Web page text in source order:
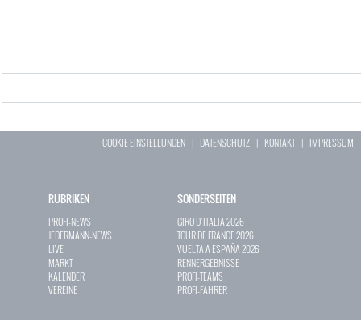
COOKIE EINSTELLUNGEN | DATENSCHUTZ | KONTAKT| IMPRESSUM
RUBRIKEN
PROFI-NEWS
JEDERMANN-NEWS
LIVE
MARKT
KALENDER
VEREINE
SONDERSEITEN
GIRO D`ITALIA 2026
TOUR DE FRANCE 2026
VUELTA A ESPAÑA 2026
RENNERGEBNISSE
PROFI-TEAMS
PROFI-FAHRER